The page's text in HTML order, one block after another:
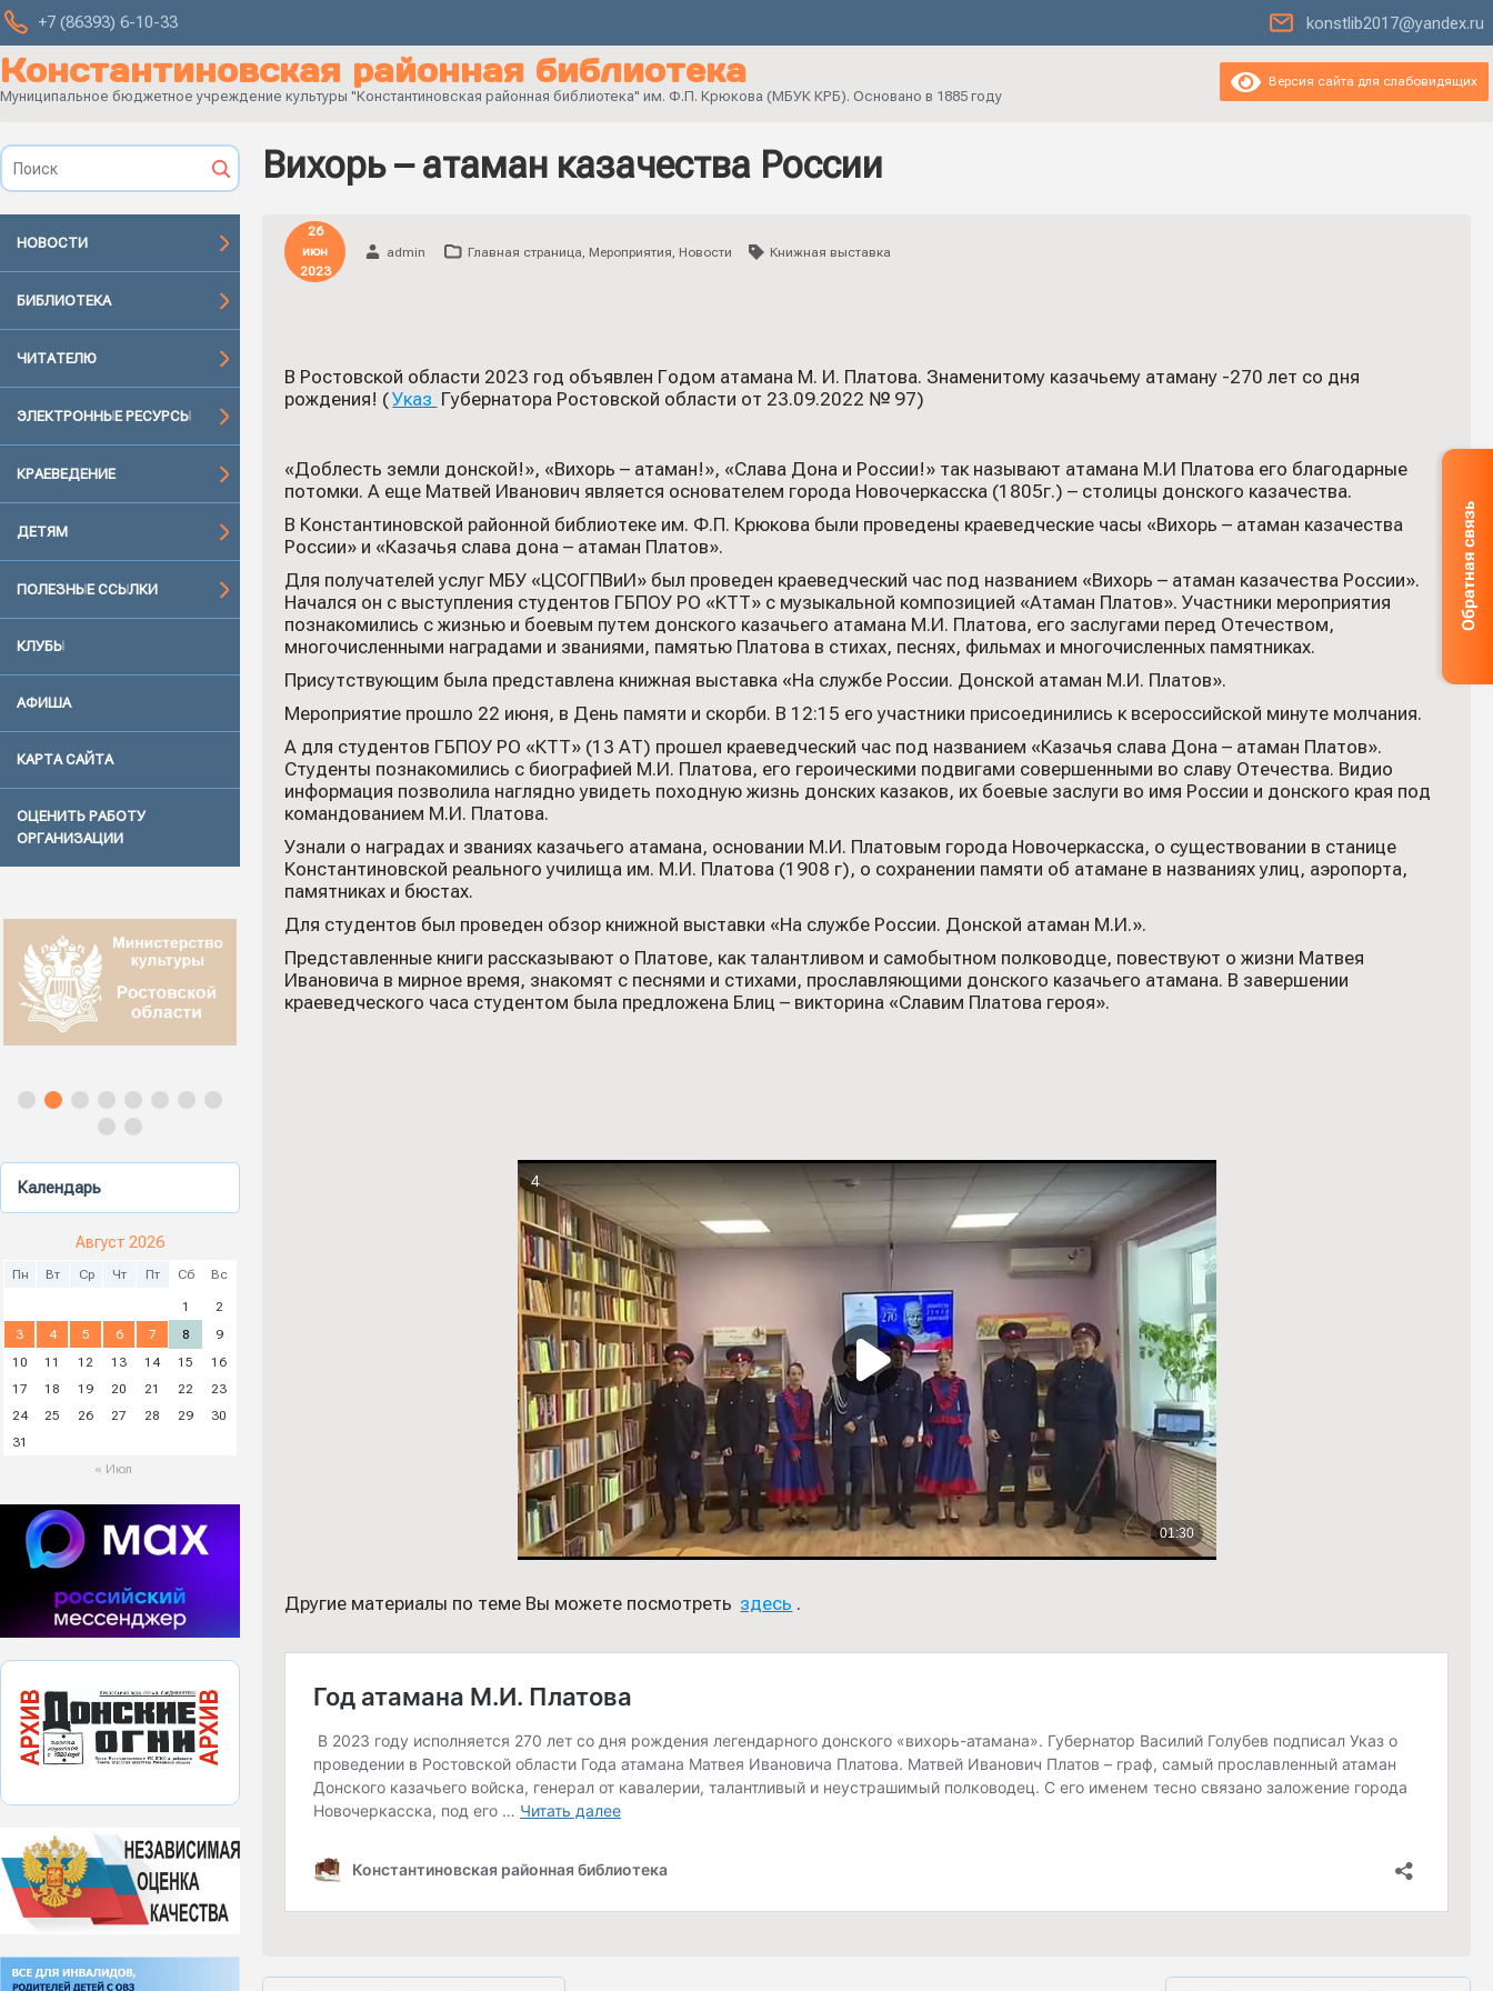
+7 (86393) 6-10-33 konstlib2017@yandex.ru
Константиновская районная библиотека
Муниципальное бюджетное учреждение культуры "Константиновская районная библиотека" им. Ф.П. Крюкова (МБУК КРБ). Основано в 1885 году
Версия сайта для слабовидящих
НОВОСТИ
БИБЛИОТЕКА
ЧИТАТЕЛЮ
ЭЛЕКТРОННЫЕ РЕСУРСЫ
КРАЕВЕДЕНИЕ
ДЕТЯМ
ПОЛЕЗНЫЕ ССЫЛКИ
КЛУБЫ
АФИША
КАРТА САЙТА
ОЦЕНИТЬ РАБОТУ
ОРГАНИЗАЦИИ
Календарь
Август 2026
Пн Вт Ср Чт Пт Сб Вс
1
2
3
4 5 6 7 8
9
10
11 12 13 14 15
16
17
18 19 20 21 22
23
24
25 26 27 28 29
30
31
« Июл
Вихорь – атаман казачества России
26
июн
2023
admin Главная страница, Мероприятия, Новости Книжная выставка
В Ростовской области 2023 год объявлен Годом атамана М. И. Платова. Знаменитому казачьему атаману -270 лет со дня
рождения! (Указ Губернатора Ростовской области от 23.09.2022 № 97)
«Доблесть земли донской!», «Вихорь – атаман!», «Слава Дона и России!» так называют атамана М.И Платова его благодарные
потомки. А еще Матвей Иванович является основателем города Новочеркасска (1805г.) – столицы донского казачества.
В Константиновской районной библиотеке им. Ф.П. Крюкова были проведены краеведческие часы «Вихорь – атаман казачества
России» и «Казачья слава дона – атаман Платов».
Для получателей услуг МБУ «ЦСОГПВиИ» был проведен краеведческий час под названием «Вихорь – атаман казачества России».
Начался он с выступления студентов ГБПОУ РО «КТТ» с музыкальной композицией «Атаман Платов». Участники мероприятия
познакомились с жизнью и боевым путем донского казачьего атамана М.И. Платова, его заслугами перед Отечеством,
многочисленными наградами и званиями, памятью Платова в стихах, песнях, фильмах и многочисленных памятниках.
Присутствующим была представлена книжная выставка «На службе России. Донской атаман М.И. Платов».
Мероприятие прошло 22 июня, в День памяти и скорби. В 12:15 его участники присоединились к всероссийской минуте молчания.
А для студентов ГБПОУ РО «КТТ» (13 АТ) прошел краеведческий час под названием «Казачья слава Дона – атаман Платов».
Студенты познакомились с биографией М.И. Платова, его героическими подвигами совершенными во славу Отечества. Видио
информация позволила наглядно увидеть походную жизнь донских казаков, их боевые заслуги во имя России и донского края под
командованием М.И. Платова.
Узнали о наградах и званиях казачьего атамана, основании М.И. Платовым города Новочеркасска, о существовании в станице
Константиновской реального училища им. М.И. Платова (1908 г), о сохранении памяти об атамане в названиях улиц, аэропорта,
памятниках и бюстах.
Для студентов был проведен обзор книжной выставки «На службе России. Донской атаман М.И.».
Представленные книги рассказывают о Платове, как талантливом и самобытном полководце, повествуют о жизни Матвея
Ивановича в мирное время, знакомят с песнями и стихами, прославляющими донского казачьего атамана. В завершении
краеведческого часа студентом была предложена Блиц – викторина «Славим Платова героя».
Другие материалы по теме Вы можете посмотреть здесь .